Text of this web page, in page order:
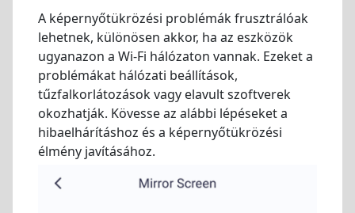
A képernyőtükrözési problémák frusztrálóak
lehetnek, különösen akkor, ha az eszközök
ugyanazon a Wi-Fi hálózaton vannak. Ezeket a
problémákat hálózati beállítások,
tűzfalkorlátozások vagy elavult szoftverek
okozhatják. Kövesse az alábbi lépéseket a
hibaelhárításhoz és a képernyőtükrözési
élmény javításához.